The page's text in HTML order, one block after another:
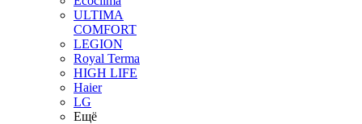
ULTIMA
COMFORT
LEGION
Royal Terma
HIGH LIFE
Haier
LG
Ещё